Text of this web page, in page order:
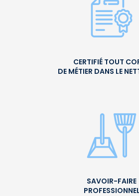
CERTIFIÉ TOUT
DE MÉTIER DANS LE
SAVOIR-FAIRE
PROFESSIONNEL